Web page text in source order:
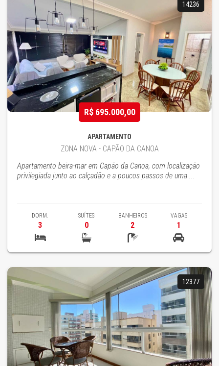
14236
R$ 695.000,00
APARTAMENTO
ZONA NOVA - CAPÃO DA CANOA
Apartamento beira-mar em Capão da Canoa, com localização
privilegiada junto ao calçadão e a poucos passos de uma ...
DORM.
3
SUÍTES
0
BANHEIROS
2
VAGAS
1
12377